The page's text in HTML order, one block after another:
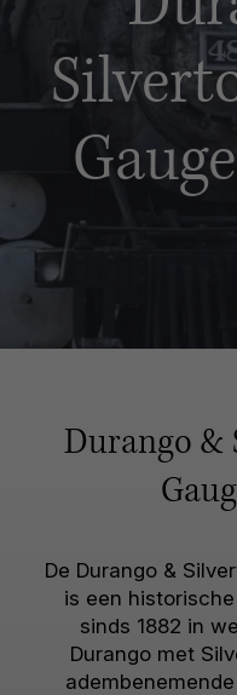
Durango &
De Durango &
is een
sinds 1882 in
Durango met